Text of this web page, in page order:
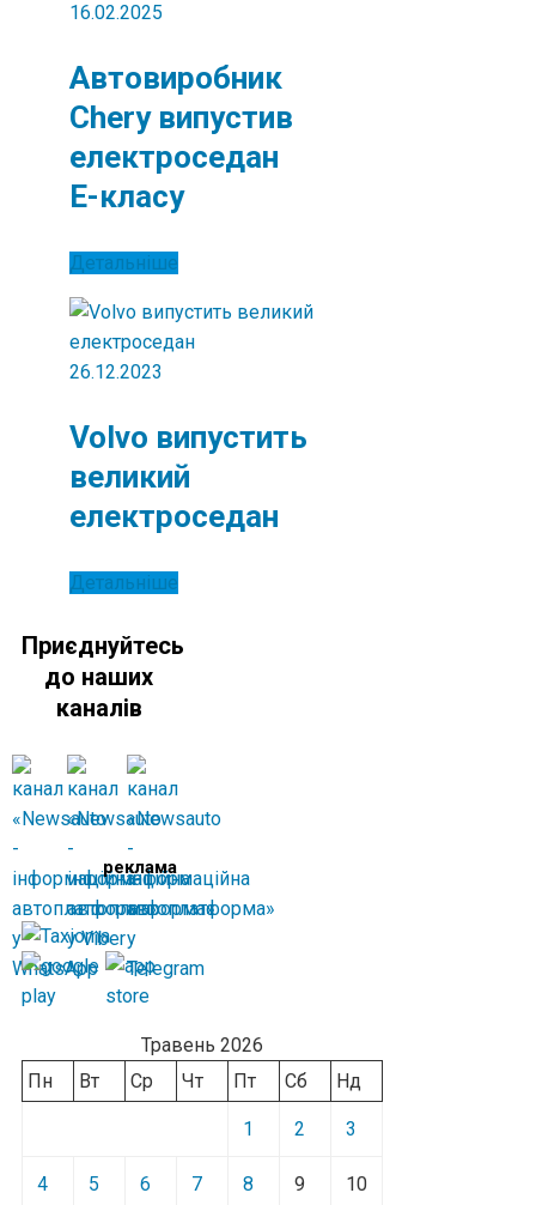
16.02.2025
Автовиробник
Chery випустив
електроседан
Е-класу
Детальніше
26.12.2023
Volvo випустить
великий
електроседан
Детальніше
Приєднуйтесь
до наших
каналів
реклама
Травень 2026
Пн
Вт Ср Чт Пт Сб Нд
1 2 3
4 5 6 7 8 9 10